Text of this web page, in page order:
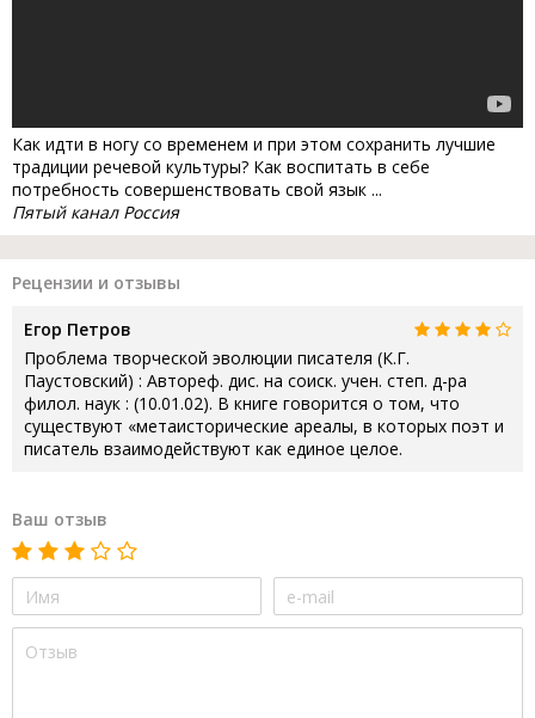
Как идти в ногу со временем и при этом сохранить лучшие
традиции речевой культуры? Как воспитать в себе
потребность совершенствовать свой язык ...
Пятый канал Россия
Рецензии и отзывы
Егор Петров
Проблема творческой эволюции писателя (К.Г.
Паустовский) : Автореф. дис. на соиск. учен. степ. д-ра
филол. наук : (10.01.02). В книге говорится о том, что
существуют «метаисторические ареалы, в которых поэт и
писатель взаимодействуют как единое целое.
Ваш отзыв